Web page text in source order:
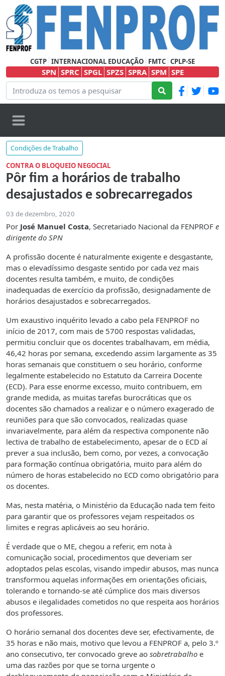
CGTP INTERNACIONAL EDUCAÇÃO FMTC CPLP-SE
SPN SPRC SPGL SPZS SPRA SPM SPE
Condições de Trabalho
CONTRA O BLOQUEIO NEGOCIAL
Pôr fim a horários de trabalho
desajustados e sobrecarregados
03 de dezembro, 2020
Por José Manuel Costa, Secretariado Nacional da FENPROF e
dirigente do SPN
A profissão docente é naturalmente exigente e desgastante,
mas o elevadíssimo desgaste sentido por cada vez mais
docentes resulta também, e muito, de condições
inadequadas de exercício da profissão, designadamente de
horários desajustados e sobrecarregados.
Um exaustivo inquérito levado a cabo pela FENPROF no
início de 2017, com mais de 5700 respostas validadas,
permitiu concluir que os docentes trabalhavam, em média,
46,42 horas por semana, excedendo assim largamente as 35
horas semanais que constituem o seu horário, conforme
legalmente estabelecido no Estatuto da Carreira Docente
(ECD). Para esse enorme excesso, muito contribuem, em
grande medida, as muitas tarefas burocráticas que os
docentes são chamados a realizar e o número exagerado de
reuniões para que são convocados, realizadas quase
invariavelmente, para além da respectiva componente não
lectiva de trabalho de estabelecimento, apesar de o ECD aí
prever a sua inclusão, bem como, por vezes, a convocação
para formação contínua obrigatória, muito para além do
número de horas estabelecido no ECD como obrigatório para
os docentes.
Mas, nesta matéria, o Ministério da Educação nada tem feito
para garantir que os professores vejam respeitados os
limites e regras aplicáveis ao seu horário.
É verdade que o ME, chegou a referir, em nota à
comunicação social, procedimentos que deveriam ser
adoptados pelas escolas, visando impedir abusos, mas nunca
transformou aquelas informações em orientações oficiais,
tolerando e tornando-se até cúmplice dos mais diversos
abusos e ilegalidades cometidos no que respeita aos horários
dos professores.
O horário semanal dos docentes deve ser, efectivamente, de
35 horas e não mais, motivo que levou a FENPROF a, pelo 3.º
ano consecutivo, ter convocado greve ao sobretrabalho e
uma das razões por que se torna urgente o